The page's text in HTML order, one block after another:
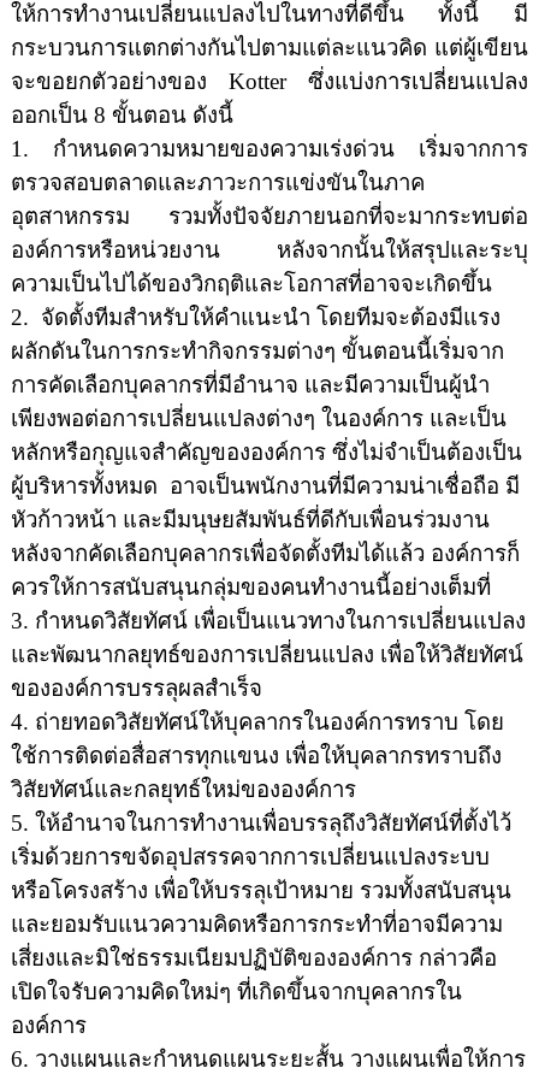
ให้การทำงานเปลี่ยนแปลงไปในทางที่ดีขึ้น ทั้งนี้ มี
กระบวนการแตกต่างกันไปตามแต่ละแนวคิด แต่ผู้เขียน
จะขอยกตัวอย่างของ Kotterซึ่งแบ่งการเปลี่ยนแปลง
ออกเป็น 8 ขั้นตอน ดังนี้
1. กำหนดความหมายของความเร่งด่วน เริ่มจากการ
ตรวจสอบตลาดและภาวะการแข่งขันในภาค
อุตสาหกรรม รวมทั้งปัจจัยภายนอกที่จะมากระทบต่อ
องค์การหรือหน่วยงาน หลังจากนั้นให้สรุปและระบุ
ความเป็นไปได้ของวิกฤติและโอกาสที่อาจจะเกิดขึ้น
2. จัดตั้งทีมสำหรับให้คำแนะนำ โดยทีมจะต้องมีแรง
ผลักดันในการกระทำกิจกรรมต่างๆ ขั้นตอนนี้เริ่มจาก
การคัดเลือกบุคลากรที่มีอำนาจ และมีความเป็นผู้นำ
เพียงพอต่อการเปลี่ยนแปลงต่างๆ ในองค์การ และเป็น
หลักหรือกุญแจสำคัญขององค์การ ซึ่งไม่จำเป็นต้องเป็น
ผู้บริหารทั้งหมด อาจเป็นพนักงานที่มีความน่าเชื่อถือ มี
หัวก้าวหน้า และมีมนุษยสัมพันธ์ที่ดีกับเพื่อนร่วมงาน
หลังจากคัดเลือกบุคลากรเพื่อจัดตั้งทีมได้แล้ว องค์การก็
ควรให้การสนับสนุนกลุ่มของคนทำงานนี้อย่างเต็มที่
3. กำหนดวิสัยทัศน์ เพื่อเป็นแนวทางในการเปลี่ยนแปลง
และพัฒนากลยุทธ์ของการเปลี่ยนแปลง เพื่อให้วิสัยทัศน์
ขององค์การบรรลุผลสำเร็จ
4. ถ่ายทอดวิสัยทัศน์ให้บุคลากรในองค์การทราบ โดย
ใช้การติดต่อสื่อสารทุกแขนง เพื่อให้บุคลากรทราบถึง
วิสัยทัศน์และกลยุทธ์ใหม่ขององค์การ
5. ให้อำนาจในการทำงานเพื่อบรรลุถึงวิสัยทัศน์ที่ตั้งไว้
เริ่มด้วยการขจัดอุปสรรคจากการเปลี่ยนแปลงระบบ
หรือโครงสร้าง เพื่อให้บรรลุเป้าหมาย รวมทั้งสนับสนุน
และยอมรับแนวความคิดหรือการกระทำที่อาจมีความ
เสี่ยงและมิใช่ธรรมเนียมปฏิบัติขององค์การ กล่าวคือ
เปิดใจรับความคิดใหม่ๆ ที่เกิดขึ้นจากบุคลากรใน
องค์การ
6. วางแผนและกำหนดแผนระยะสั้น วางแผนเพื่อให้การ